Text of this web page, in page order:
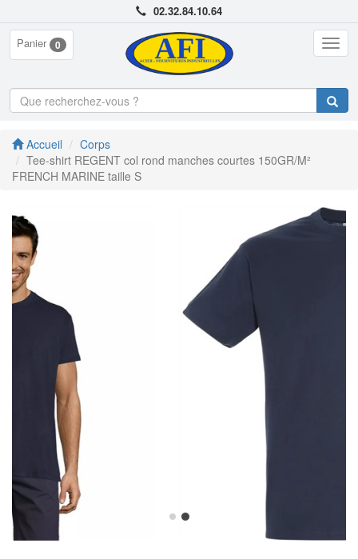
02.32.84.10.64
Panier 0
Accueil
Corps
Tee-shirt REGENT col rond manches courtes 150GR/M²
FRENCH MARINE taille S